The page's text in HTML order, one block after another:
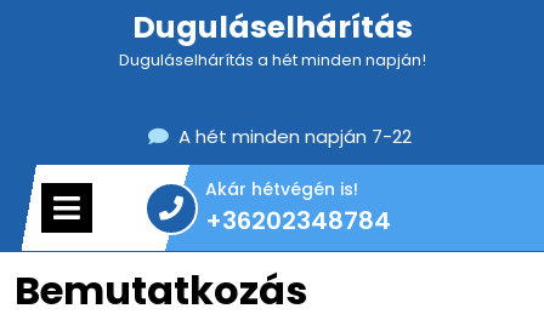
Duguláselhárítás
Duguláselhárítás a hét minden napján!
A hét minden napján 7-22
Akár hétvégén is!
+36202348784
+36202348784
Bemutatkozás